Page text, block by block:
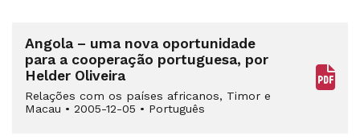
Angola – uma nova oportunidade
para a cooperação portuguesa, por
Helder Oliveira
Relações com os países africanos, Timor e
Macau • 2005-12-05 • Português